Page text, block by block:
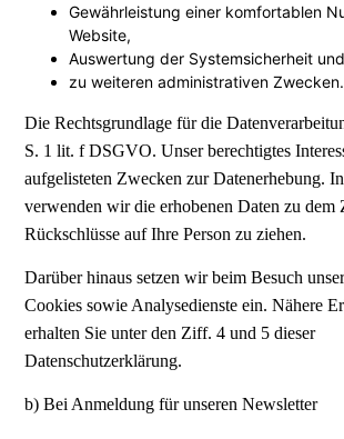
Gewährleistung einer komfortablen
Website,
Auswertung der Systemsicherheit
zu weiteren administrativen Zwecken.
Die Rechtsgrundlage für die
S. 1 lit. f DSGVO. Unser berechtigtes
aufgelisteten Zwecken zur Datenerhebung.
verwenden wir die erhobenen Daten zu dem
Rückschlüsse auf Ihre Person zu ziehen.
Darüber hinaus setzen wir beim Besuch
Cookies sowie Analysedienste ein. Nähere
erhalten Sie unter den Ziff. 4 und 5 dieser
Datenschutzerklärung.
b) Bei Anmeldung für unseren Newsletter